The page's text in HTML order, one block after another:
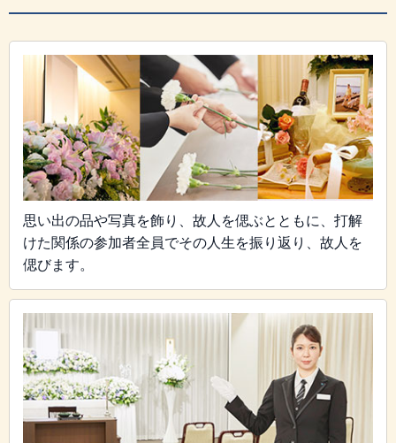
思い出の品や写真を飾り、故人を偲ぶとともに、打解
けた関係の参加者全員でその人生を振り返り、故人を
偲びます。